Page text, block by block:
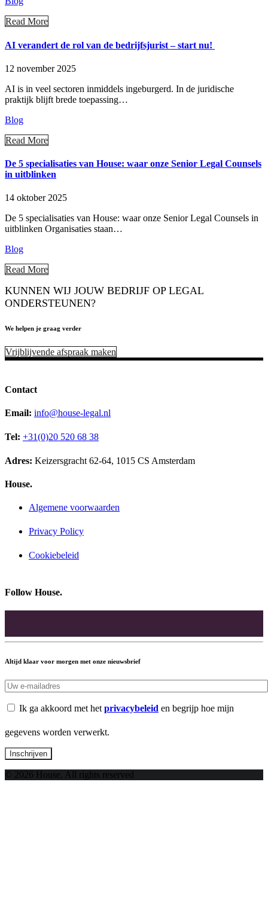
Read More
AI verandert de rol van de bedrijfsjurist – start nu!
12 november 2025
AI is in veel sectoren inmiddels ingeburgerd. In de juridische
praktijk blijft brede toepassing…
Blog
Read More
De 5 specialisaties van House: waar onze Senior Legal Counsels
in uitblinken
14 oktober 2025
De 5 specialisaties van House: waar onze Senior Legal Counsels in
uitblinken Organisaties staan…
Blog
Read More
KUNNEN WIJ JOUW BEDRIJF OP LEGAL
ONDERSTEUNEN?
We helpen je graag verder
Vrijblijvende afspraak maken
Contact
Email: info@house-legal.nl
Tel: +31(0)20 520 68 38
Adres: Keizersgracht 62-64, 1015 CS Amsterdam
House.
Algemene voorwaarden
Privacy Policy
Cookiebeleid
Follow House.
Altijd klaar voor morgen met onze nieuwsbrief
Ik ga akkoord met het privacybeleid en begrijp hoe mijn
gegevens worden verwerkt.
© 2026 House. All rights reserved